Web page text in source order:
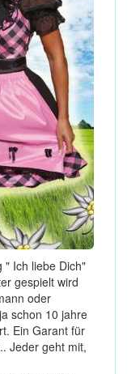
" Ich liebe Dich"
gespielt wird
oder
schon 10 jahre
Ein Garant für
Jeder geht mit,